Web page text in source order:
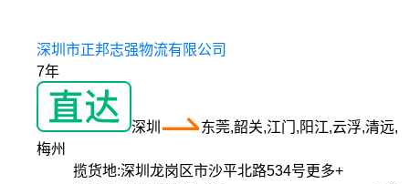
深圳市正邦志强物流有限公司
7年
深圳
东莞,韶关,江门,阳江,云浮,清远,
梅州
揽货地:深圳龙岗区市沙平北路534号更多+